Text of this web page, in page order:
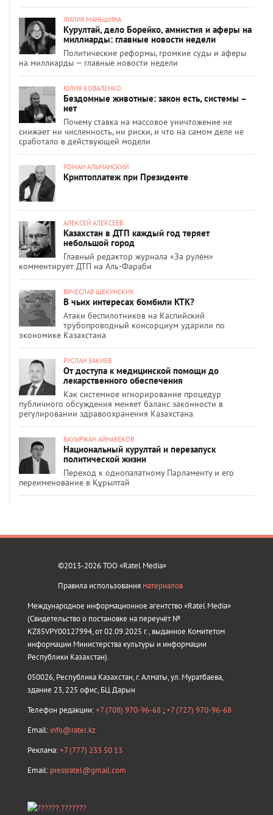
ЛИЛИЯ МАНЬШИНА
Курултай, дело Борейко, амнистия и аферы на
миллиарды: главные новости недели
Политические реформы, громкие суды и аферы
на миллиарды — главные новости недели
ЮЛИЯ КОВАЛЕНКО
Бездомные животные: закон есть, системы –
нет
Почему ставка на массовое уничтожение не
снижает ни численность, ни риски, и что на самом деле не
сработало в действующей модели
РОМАН АЛЬМАНСКИЙ
Криптоплатеж при Президенте
АЛЕКСЕЙ АЛЕКСЕЕВ
Казахстан в ДТП каждый год теряет
небольшой город
Главный редактор журнала «За рулём»
комментирует ДТП на Аль-Фараби
ВЯЧЕСЛАВ ЩЕКУНСКИХ
В чьих интересах бомбили КТК?
Атаки беспилотников на Каспийский
трубопроводный консорциум ударили по
экономике Казахстана
РУСЛАН ЗАКИЕВ
От доступа к медицинской помощи до
лекарственного обеспечения
Как системное игнорирование процедур
публичного обсуждения меняет баланс законности в
регулировании здравоохранения Казахстана
БАУЫРЖАН АЙНАБЕКОВ
Национальный курултай и перезапуск
политической жизни
Переход к однопалатному Парламенту и его
переименование в Құрылтай
©2013-2026 ТОО «Ratel Media»
Правила использования материалов
Международное информационное агентство «Ratel Media»
(Свидетельство о постановке на переучёт №
KZ85VPY00127994, от 02.09.2025 г., выданное Комитетом
информации Министерства культуры и информации
Республики Казахстан).
050026, Республика Казахстан, г. Алматы, ул. Муратбаева,
здание 23, 225 офис, БЦ Дарын
Телефон редакции:+7 (708) 970-96-68 ;+7 (727) 970-96-68
Email: info@ratel.kz
Реклама:+7 (777) 233 50 13
Email: pressratel@gmail.com